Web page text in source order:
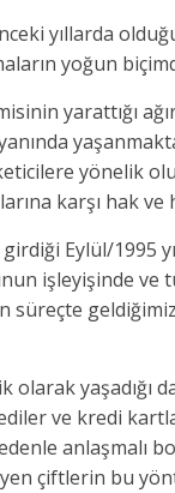
yıllarda
yoğun
yarattığı
yönelik
karşı hak
Eylül/1995
işleyişinde ve
süreçte
olarak yaşadığı
ve kredi
anlaşmalı
çiftlerin bu